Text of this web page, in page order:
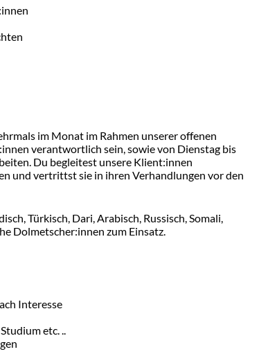
im Monat im Rahmen unserer offenen
verantwortlich sein, sowie von Dienstag bis
Du begleitest unsere Klient:innen
und vertrittst sie in ihren Verhandlungen vor den
Türkisch, Dari, Arabisch, Russisch, Somali,
Dolmetscher:innen zum Einsatz.
Interesse
etc. ..